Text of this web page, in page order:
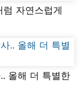
럼 자연스럽게
올해 더 특별한